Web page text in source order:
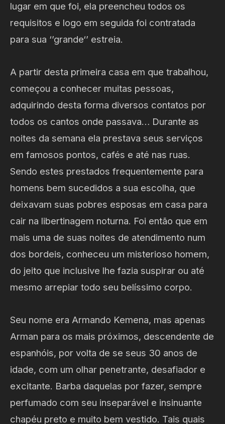
lugar em que foi, ela preencheu todos os
requisitos e logo em seguida foi contratada
para sua ‘’grande‘’ estreia.
A partir desta primeira casa em que trabalhou,
começou a conhecer muitas pessoas,
adquirindo desta forma diversos contatos por
todos os cantos onde passava… Durante as
noites da semana ela prestava seus serviços
em famosos pontos, cafés e até nas ruas.
Sendo estes prestados frequentemente para
homens bem sucedidos a sua escolha, que
deixavam suas pobres esposas em casa para
cair na libertinagem noturna. Foi então que em
mais uma de suas noites de atendimento num
dos bordeis, conheceu um misterioso homem,
do jeito que inclusive lhe fazia suspirar ou até
mesmo arrepiar todo seu belíssimo corpo.
Seu nome era Armando Kemena, mas apenas
Arman para os mais próximos, descendente de
espanhóis, por volta de se seus 30 anos de
idade, com um olhar penetrante, desafiador e
excitante. Barba daquelas por fazer, sempre
perfumado com seu inseparável e insinuante
chapéu preto e muito bem vestido. Tais quais